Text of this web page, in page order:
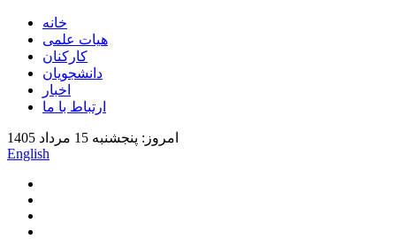
خانه
هیات علمی
کارکنان
دانشجویان
اخبار
ارتباط با ما
امروز: پنجشنبه 15 مرداد 1405
English